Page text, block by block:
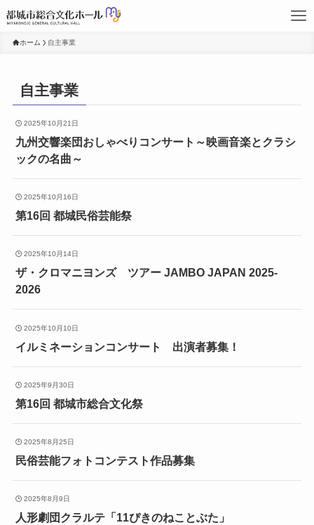
ホーム 自主事業
自主事業
2025年10月21日
九州交響楽団おしゃべりコンサート～映画音楽とクラシ
ックの名曲～
2025年10月16日
第16回 都城民俗芸能祭
2025年10月14日
ザ・クロマニヨンズ ツアー JAMBO JAPAN 2025-
2026
2025年10月10日
イルミネーションコンサート 出演者募集！
2025年9月30日
第16回 都城市総合文化祭
2025年8月25日
民俗芸能フォトコンテスト作品募集
2025年8月9日
人形劇団クラルテ「11ぴきのねことぶた」